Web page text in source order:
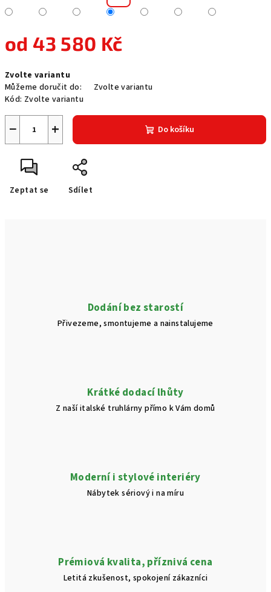
od43 580 Kč
cena:
Zvolte variantu
Můžeme doručit do:
Zvolte variantu
Kód: Zvolte variantu
+
− Do košíku
Zeptat se Sdílet
Dodání bez starostí
Přivezeme, smontujeme a nainstalujeme
Krátké dodací lhůty
Z naší italské truhlárny přímo k Vám domů
Moderní i stylové interiéry
Nábytek sériový i na míru
Prémiová kvalita, příznivá cena
Letitá zkušenost, spokojení zákazníci